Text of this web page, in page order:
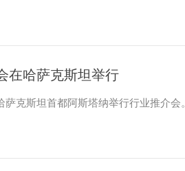
在哈萨克斯坦举行
克斯坦首都阿斯塔纳举行行业推介会。